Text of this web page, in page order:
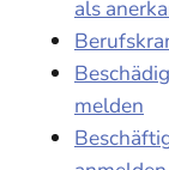
als
melden